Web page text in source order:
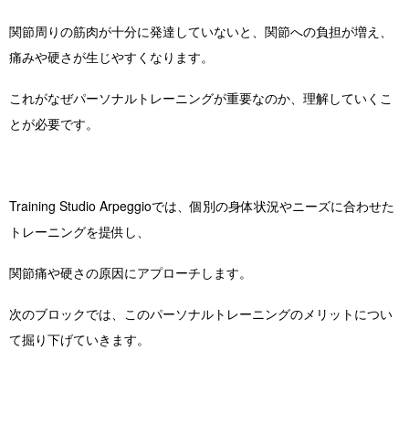
関節周りの筋肉が十分に発達していないと、関節への負担が増え、
痛みや硬さが生じやすくなります。
これがなぜパーソナルトレーニングが重要なのか、理解していくこ
とが必要です。
Training Studio Arpeggioでは、個別の身体状況やニーズに合わせた
トレーニングを提供し、
関節痛や硬さの原因にアプローチします。
次のブロックでは、このパーソナルトレーニングのメリットについ
て掘り下げていきます。